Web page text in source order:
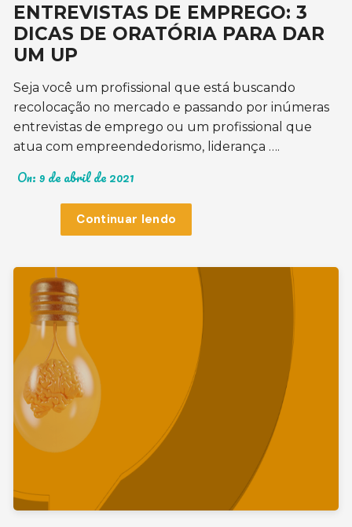
ENTREVISTAS DE EMPREGO: 3
DICAS DE ORATÓRIA PARA DAR
UM UP
Seja você um profissional que está buscando
recolocação no mercado e passando por inúmeras
entrevistas de emprego ou um profissional que
atua com empreendedorismo, liderança ….
On:9 de abril de 2021
Continuar lendo